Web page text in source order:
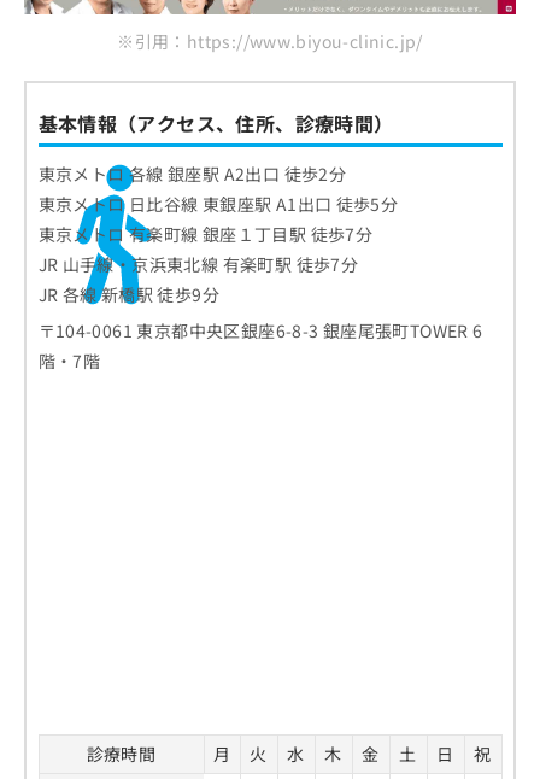
※引用：https://www.biyou-clinic.jp/
基本情報（アクセス、住所、診療時間）
東京メトロ 各線 銀座駅 A2出口 徒歩2分
東京メトロ 日比谷線 東銀座駅 A1出口 徒歩5分
東京メトロ 有楽町線 銀座１丁目駅 徒歩7分
JR 山手線・京浜東北線 有楽町駅 徒歩7分
JR 各線 新橋駅 徒歩9分
〒104-0061 東京都中央区銀座6-8-3 銀座尾張町TOWER 6
階・7階
診療時間 月 火 水 木 金 土 日
祝